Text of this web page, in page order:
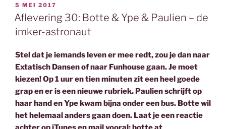
b
o
o
t
e
r
d
I
GEPLAATST
OP
5 MEI 2017
Aflevering 30: Botte & Ype & Paulien – de
imker-astronaut
Stel dat je iemands leven er mee redt, zou je dan naar
Extatisch Dansen of naar Funhouse gaan. Je moet
kiezen! Op 1 uur en tien minuten zit een heel goede
grap en er is een nieuwe rubriek. Paulien schrijft op
haar hand en Ype kwam bijna onder een bus. Botte wil
het helemaal anders gaan doen. Laat je een reactie